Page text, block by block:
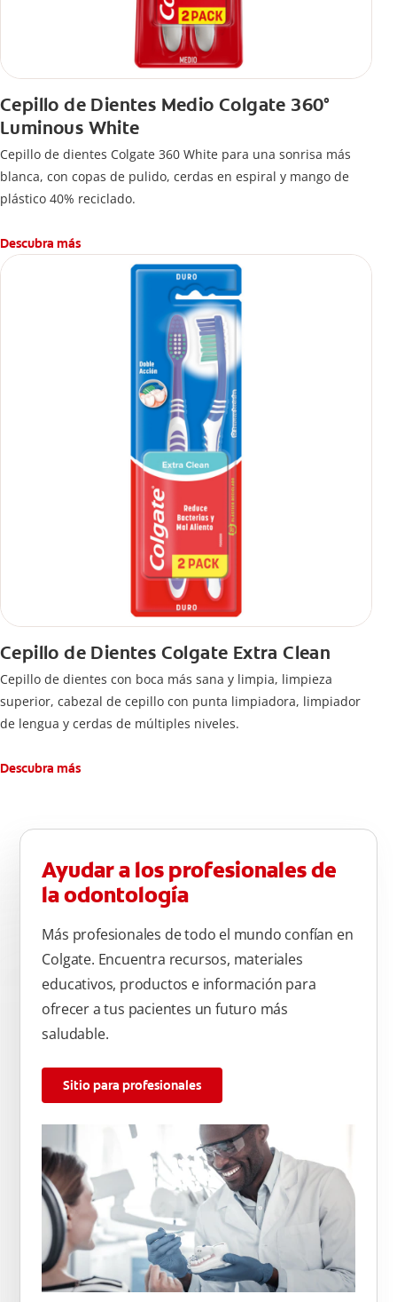
Cepillo de Dientes Medio Colgate 360°
Luminous White
Cepillo de dientes Colgate 360 White para una sonrisa más
blanca, con copas de pulido, cerdas en espiral y mango de
plástico 40% reciclado.
Descubra más
Cepillo de Dientes Colgate Extra Clean
Cepillo de dientes con boca más sana y limpia, limpieza
superior, cabezal de cepillo con punta limpiadora, limpiador
de lengua y cerdas de múltiples niveles.
Descubra más
Ayudar a los profesionales de
la odontología
Más profesionales de todo el mundo confían en
Colgate. Encuentra recursos, materiales
educativos, productos e información para
ofrecer a tus pacientes un futuro más
saludable.
Sitio para profesionales